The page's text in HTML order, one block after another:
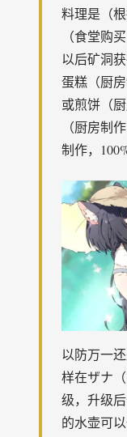
料理是（
（食堂购
以后矿洞
蛋糕（厨
或煎饼（
（厨房制
制作，
以防万一
样在ザナ
级，升级
的水壶可以